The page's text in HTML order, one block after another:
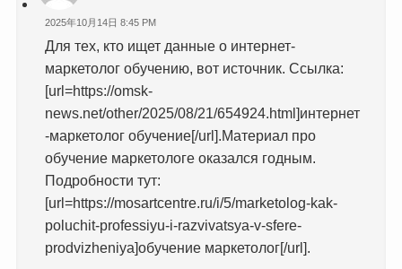
2025年10月14日 8:45 PM
Для тех, кто ищет данные о интернет-
маркетолог обучению, вот источник. Ссылка:
[url=https://omsk-
news.net/other/2025/08/21/654924.html]интернет
-маркетолог обучение[/url].Материал про
обучение маркетологе оказался годным.
Подробности тут:
[url=https://mosartcentre.ru/i/5/marketolog-kak-
poluchit-professiyu-i-razvivatsya-v-sfere-
prodvizheniya]обучение маркетолог[/url].